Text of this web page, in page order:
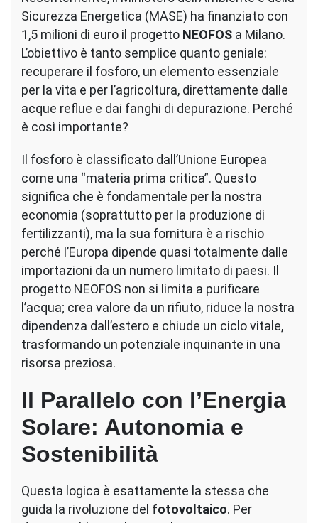
Sicurezza Energetica (MASE) ha finanziato con
1,5 milioni di euro il progetto NEOFOS a Milano.
L’obiettivo è tanto semplice quanto geniale:
recuperare il fosforo, un elemento essenziale
per la vita e per l’agricoltura, direttamente dalle
acque reflue e dai fanghi di depurazione. Perché
è così importante?
Il fosforo è classificato dall’Unione Europea
come una “materia prima critica”. Questo
significa che è fondamentale per la nostra
economia (soprattutto per la produzione di
fertilizzanti), ma la sua fornitura è a rischio
perché l’Europa dipende quasi totalmente dalle
importazioni da un numero limitato di paesi. Il
progetto NEOFOS non si limita a purificare
l’acqua; crea valore da un rifiuto, riduce la nostra
dipendenza dall’estero e chiude un ciclo vitale,
trasformando un potenziale inquinante in una
risorsa preziosa.
Il Parallelo con l’Energia
Solare: Autonomia e
Sostenibilità
Questa logica è esattamente la stessa che
guida la rivoluzione del fotovoltaico. Per